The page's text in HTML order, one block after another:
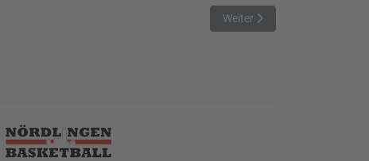
Nächster Beitrag: Damen 1
Weiter